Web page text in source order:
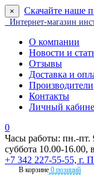
× Скачайте наше
Интернет-магазин
О компании
Новости и
Отзывы
Доставка и
Производители
Контакты
Личный
0
Часы работы: пн.-пт.
суббота 10.00-16.00,
+7 342 227-55-55, г.
В корзине 0 позиций